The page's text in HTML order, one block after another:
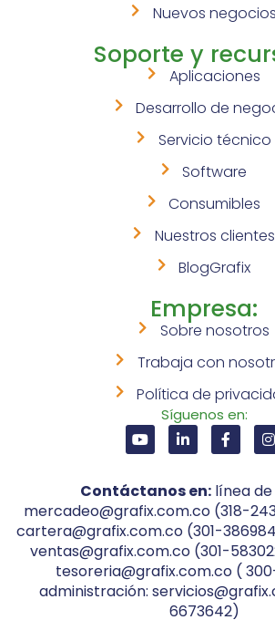
Nuevos negocios
Soporte y
Aplicaciones
Desarrollo de
Servicio técnico
Software
Consumibles
Nuestros clientes
BlogGrafix
Empresa:
Sobre nosotros
Trabaja con
Política de
Síguenos en:
Contáctanos en: línea
mercadeo@grafix.com.co (318-
cartera@grafix.com.co (301-
ventas@grafix.com.co (301-
tesoreria@grafix.com.co (
administración:
6673642)